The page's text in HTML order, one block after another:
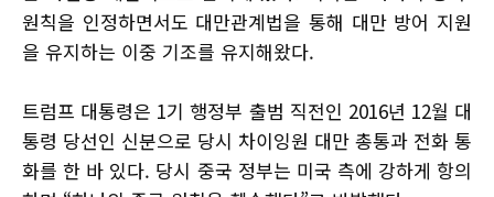
원칙을 인정하면서도 대만관계법을 통해 대만 방어 지원
을 유지하는 이중 기조를 유지해왔다.
트럼프 대통령은 1기 행정부 출범 직전인 2016년 12월 대
통령 당선인 신분으로 당시 차이잉원 대만 총통과 전화 통
화를 한 바 있다. 당시 중국 정부는 미국 측에 강하게 항의